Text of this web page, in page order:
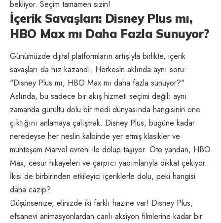
bekliyor. Seçim tamamen sizin!
İçerik Savaşları: Disney Plus mı,
HBO Max mı Daha Fazla Sunuyor?
Günümüzde dijital platformların artışıyla birlikte, içerik
savaşları da hız kazandı. Herkesin aklında aynı soru:
"Disney Plus mı, HBO Max mı daha fazla sunuyor?"
Aslında, bu sadece bir akış hizmeti seçimi değil; aynı
zamanda gürültü dolu bir medi dünyasında hangisinin öne
çıktığını anlamaya çalışmak. Disney Plus, bugüne kadar
neredeyse her neslin kalbinde yer etmiş klasikler ve
muhteşem Marvel evreni ile dolup taşıyor. Öte yandan, HBO
Max, cesur hikayeleri ve çarpıcı yapımlarıyla dikkat çekiyor.
İkisi de birbirinden etkileyici içeriklerle dolu, peki hangisi
daha cazip?
Düşünsenize, elinizde iki farklı hazine var! Disney Plus,
efsanevi animasyonlardan canlı aksiyon filmlerine kadar bir